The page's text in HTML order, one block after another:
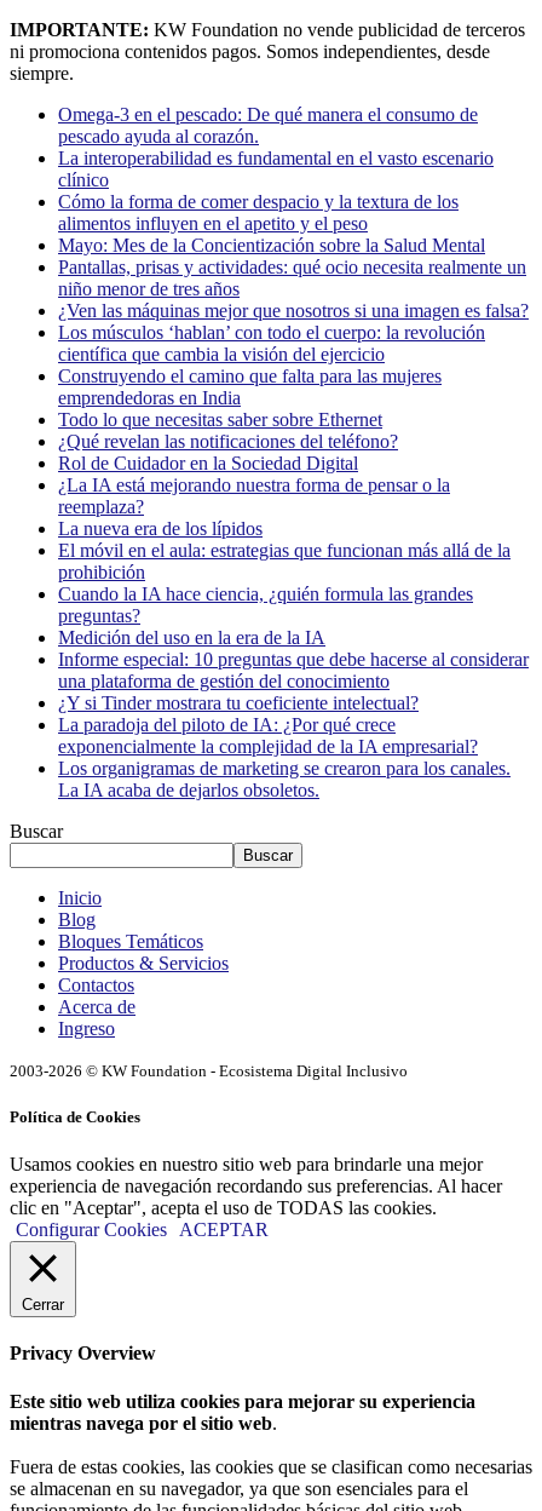
IMPORTANTE: KW Foundation no vende publicidad de terceros
ni promociona contenidos pagos. Somos independientes, desde
siempre.
Omega-3 en el pescado: De qué manera el consumo de
pescado ayuda al corazón.
La interoperabilidad es fundamental en el vasto escenario
clínico
Cómo la forma de comer despacio y la textura de los
alimentos influyen en el apetito y el peso
Mayo: Mes de la Concientización sobre la Salud Mental
Pantallas, prisas y actividades: qué ocio necesita realmente un
niño menor de tres años
¿Ven las máquinas mejor que nosotros si una imagen es falsa?
Los músculos ‘hablan’ con todo el cuerpo: la revolución
científica que cambia la visión del ejercicio
Construyendo el camino que falta para las mujeres
emprendedoras en India
Todo lo que necesitas saber sobre Ethernet
¿Qué revelan las notificaciones del teléfono?
Rol de Cuidador en la Sociedad Digital
¿La IA está mejorando nuestra forma de pensar o la
reemplaza?
La nueva era de los lípidos
El móvil en el aula: estrategias que funcionan más allá de la
prohibición
Cuando la IA hace ciencia, ¿quién formula las grandes
preguntas?
Medición del uso en la era de la IA
Informe especial: 10 preguntas que debe hacerse al considerar
una plataforma de gestión del conocimiento
¿Y si Tinder mostrara tu coeficiente intelectual?
La paradoja del piloto de IA: ¿Por qué crece
exponencialmente la complejidad de la IA empresarial?
Los organigramas de marketing se crearon para los canales.
La IA acaba de dejarlos obsoletos.
Buscar
Buscar
Inicio
Blog
Bloques Temáticos
Productos & Servicios
Contactos
Acerca de
Ingreso
2003-2026 © KW Foundation - Ecosistema Digital Inclusivo
Política de Cookies
Usamos cookies en nuestro sitio web para brindarle una mejor
experiencia de navegación recordando sus preferencias. Al hacer
clic en "Aceptar", acepta el uso de TODAS las cookies.
Configurar Cookies
ACEPTAR
Cerrar
Privacy Overview
Este sitio web utiliza cookies para mejorar su experiencia
mientras navega por el sitio web.
Fuera de estas cookies, las cookies que se clasifican como necesarias
se almacenan en su navegador, ya que son esenciales para el